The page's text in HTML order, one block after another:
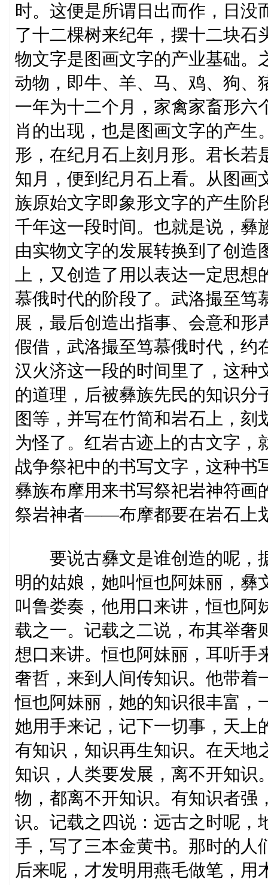
时。这便是所谓日出而作，日没
了十二棵树来纪年，摆十二块石
物文字是图画文字的产业基础。
动物，即牛、羊、马、鸡、狗、
一年为十二个月，家禽家畜形六
肖的出现，也是图画文字的产生
形，在纪月石上刻月形。君长若
知月，便到纪月石上看。从图画
族原始文字即象形文字的产生阶
千年这一段时间。也就是说，彝
由实物文字的发展转换到了创造
上，又创造了用以表达一定思
慕俄时代的阶段了。武洛撮至笃
展，最后创造出指事、会意和形
假借，武洛撮至笃慕俄时代，约
汉火济这一段的时间里了，这种
的道理，后被彝族先民的知识分
图等，并写在竹简和岩石上，
为怪了。红岩古迹上的古文字，
战争祭祀中的书写文字，这种书
彝族布摩用来书写祭祀岩神符画
祭岩神者——布摩都要在岩石上
要说古彝文是谁创造的呢，
明的姑娘，她叫恒也阿妹丽，彝
叫鲁娄奏，他用口来讲，恒也阿
载之一。记载之二说，布其举奢
想口来讲。恒也阿妹丽，耳听手
奢哲，来到人间传知识。他带着
恒也阿妹丽，她的知识很丰富，
她用手来记，记下一切事，天上
有知识，知识再生知识。在天地
知识，人类要发展，离不开知识
物，都离不开知识。有知识者强
识。记载之四说：远古之时呢，
手，写了三本金黄书。那时的人
后来呢，才发明用燕毛做笔，